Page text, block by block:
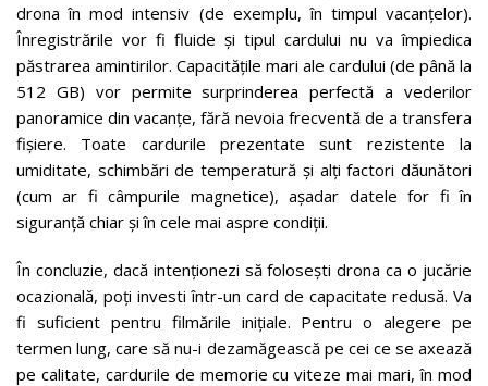
drona în mod intensiv (de exemplu, în timpul vacanțelor).
Înregistrările vor fi fluide și tipul cardului nu va împiedica
păstrarea amintirilor. Capacitățile mari ale cardului (de până la
512 GB) vor permite surprinderea perfectă a vederilor
panoramice din vacanțe, fără nevoia frecventă de a transfera
fișiere. Toate cardurile prezentate sunt rezistente la
umiditate, schimbări de temperatură și alți factori dăunători
(cum ar fi câmpurile magnetice), așadar datele for fi în
siguranță chiar și în cele mai aspre condiții.
În concluzie, dacă intenționezi să folosești drona ca o jucărie
ocazională, poți investi într-un card de capacitate redusă. Va
fi suficient pentru filmările inițiale. Pentru o alegere pe
termen lung, care să nu-i dezamăgească pe cei ce se axează
pe calitate, cardurile de memorie cu viteze mai mari, în mod